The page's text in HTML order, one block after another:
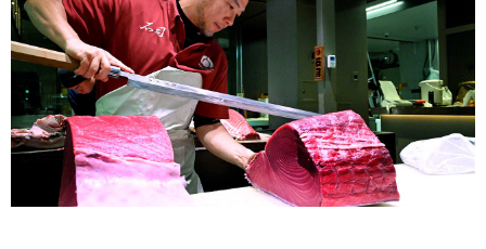
简体字
繁體字
Français
Español
Последние
В деталях
Факты о Японии